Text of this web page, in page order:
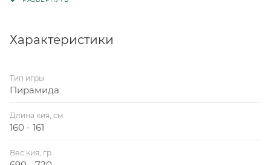
Характеристики
Тип игры
Пирамида
Длина кия, см
160 - 161
Вес кия, гр